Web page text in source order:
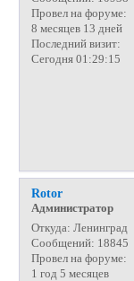
Провел на форуме:
8 месяцев 13 дней
Последний визит:
Сегодня 01:29:15
Rotor
Администратор
Откуда: Ленинград
Сообщений: 18845
Провел на форуме:
1 год 5 месяцев